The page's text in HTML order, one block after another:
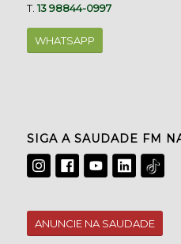
T.13 98844-0997
WHATSAPP
SIGA A SAUDADE FM
ANUNCIE NA SAUDADE